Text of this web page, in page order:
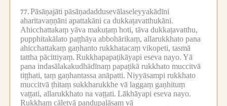
77. Pāsāṇajāti pāsāṇadaddusevālaseleyyakādīni
aharitavaṇṇāni apattakāni ca dukkaṭavatthukāni.
Ahicchattakaṃ yāva makuṭaṃ hoti, tāva dukkaṭavatthu,
pupphitakālato paṭṭhāya abbohārikaṃ, allarukkhato pana
ahicchattakaṃ gaṇhanto rukkhatacaṃ vikopeti, tasmā
tattha pācittiyaṃ. Rukkhapapaṭikāyapi eseva nayo. Yā
pana indasālakakudhādīnaṃ papaṭikā rukkhato muccitvā
tiṭṭhati, taṃ gaṇhantassa anāpatti. Niyyāsampi rukkhato
muccitvā ṭhitaṃ sukkharukkhe vā laggaṃ gaṇhituṃ
vaṭṭati, allarukkhato na vaṭṭati. Lākhāyapi eseva nayo.
Rukkhaṃ cāletvā paṇḍupalāsaṃ vā